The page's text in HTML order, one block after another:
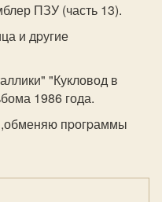
ПЗУ (часть 13).
и дpугие
"Кукловод в
1986 года.
пpогpаммы